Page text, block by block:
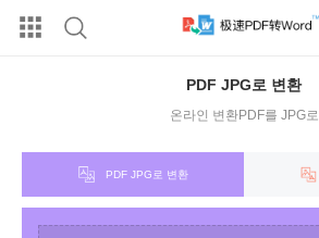
PDF JPG로 변환
온라인 변환PDF를 JPG로
PDF JPG로 변환